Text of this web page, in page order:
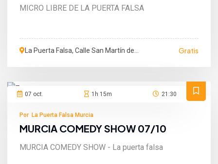
MICRO LIBRE DE LA PUERTA FALSA
La Puerta Falsa, Calle San Martín de
Gratis
07 oct. 1h 15m 21:30
Por La Puerta Falsa Murcia
MURCIA COMEDY SHOW 07/10
MURCIA COMEDY SHOW - La puerta falsa